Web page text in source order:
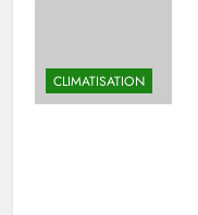
CLIMATISATION